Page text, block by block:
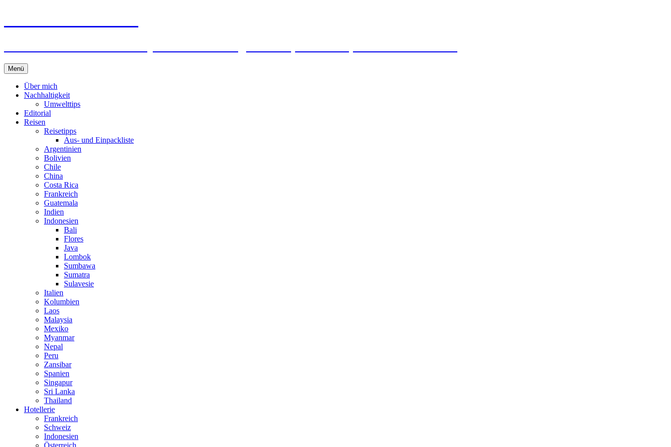
Menü Springe
zum
Inhalt
Über mich
Nachhaltigkeit
Umwelttips
Editorial
Reisen
Reisetipps
Aus- und Einpackliste
Argentinien
Bolivien
Chile
China
Costa Rica
Frankreich
Guatemala
Indien
Indonesien
Bali
Flores
Java
Lombok
Sumbawa
Sumatra
Sulavesie
Italien
Kolumbien
Laos
Malaysia
Mexiko
Myanmar
Nepal
Peru
Zansibar
Spanien
Singapur
Sri Lanka
Thailand
Hotellerie
Frankreich
Schweiz
Indonesien
Österreich